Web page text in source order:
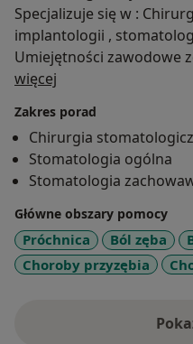
Specjalizuje się w :
implantologii ,
Umiejętności zawodowe
staż pracy w Kraju oraz w Europie ,
poszerzając swoją wiedzę
kwalifikację zawodowe
Implantologii.
Nasza Praktyka jest
IMPLANT
więcej
Zakres porad
Chirurgia
Stomatologia ogólna
Stomatologia
Główne obszary pomocy
Próchnica Ból zęba
Choroby przyzębia